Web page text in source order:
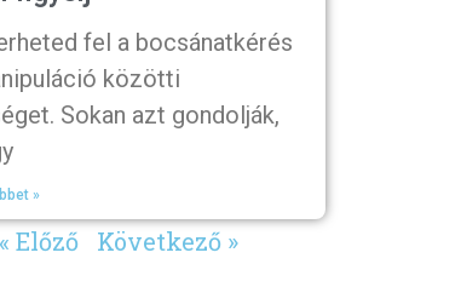
fel a bocsánatkérés
közötti
Sokan azt gondolják,
»
« Előző Következő »